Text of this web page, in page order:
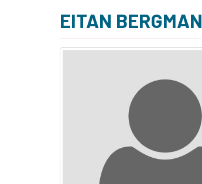
EITAN BERGMAN